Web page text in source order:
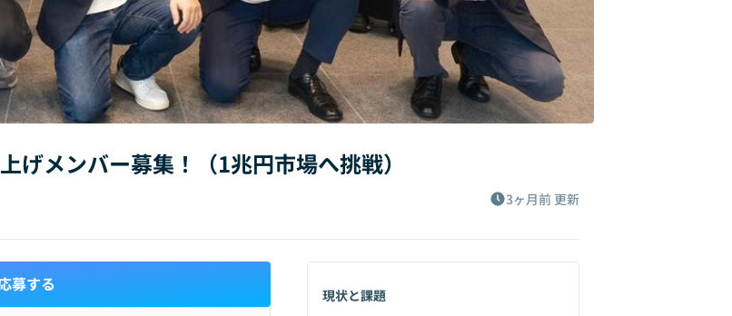
げメンバー募集！（1兆円市場へ挑戦）
3ヶ月前 更新
募する
現状と課題